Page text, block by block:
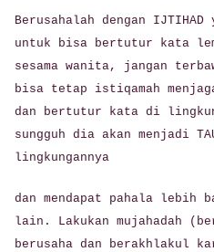
Berusahalah dengan IJTIHAD
untuk bisa bertutur kata
sesama wanita, jangan
bisa tetap istiqamah
dan bertutur kata di
sungguh dia akan menjadi
lingkungannya
dan mendapat pahala lebih
lain. Lakukan mujahadah
berusaha dan berakhlakul